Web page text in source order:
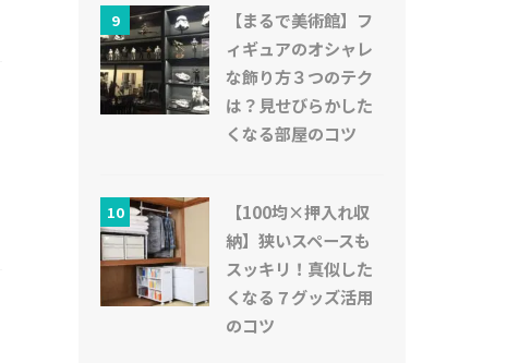
9
【まるで美術館】フ
ィギュアのオシャレ
な飾り方３つのテク
は？見せびらかした
くなる部屋のコツ
10
【100均×押入れ収
納】狭いスペースも
スッキリ！真似した
くなる７グッズ活用
のコツ